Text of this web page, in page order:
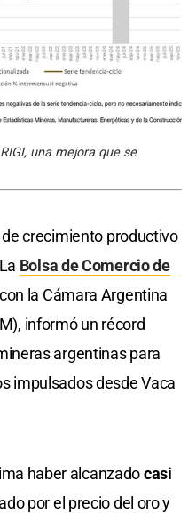
una mejora que se
crecimiento productivo
Bolsa de Comercio de
la Cámara Argentina
informó un récord
argentinas para
impulsados desde Vaca
haber alcanzadocasi
por el precio del oro y